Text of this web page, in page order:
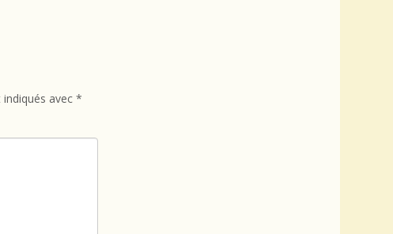
avec *